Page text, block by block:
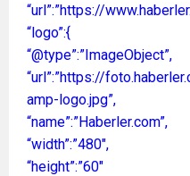
“url”:”https://
“logo”:{
“@type”:”ImageObject”,
“url”:”https://
amp-logo.jpg”,
“name”:”Haberler.com”,
“width”:”480″,
“height”:”60″